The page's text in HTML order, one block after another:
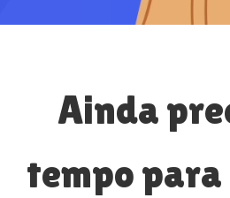
Ainda
tempo